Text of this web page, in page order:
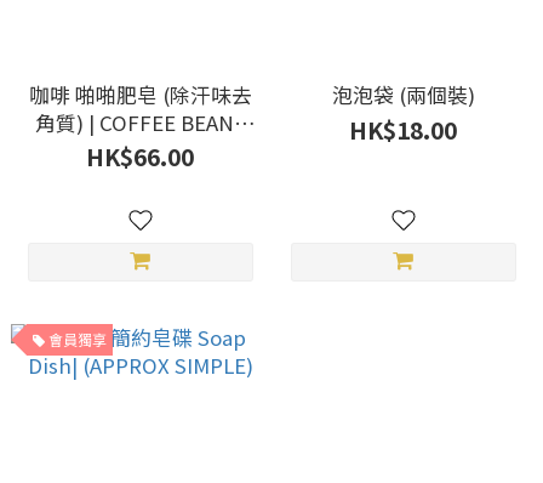
咖啡 啪啪肥皂 (除汗味去
角質) | COFFEE BEAN |
PAPAFATSOAP
HK$66.00
泡泡袋 (兩個裝)
HK$18.00
會員獨享